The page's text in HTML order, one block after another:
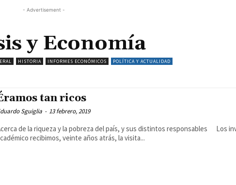
- Advertisement -
y Economía
HISTORIA INFORMES ECONÓMICOS POLÍTICA Y ACTUALIDAD
tan ricos
Sguiglia - 13 febrero, 2019
de la riqueza y la pobreza del país, y sus distintos responsables Los investigadores de un centro
recibimos, veinte años atrás, la visita...